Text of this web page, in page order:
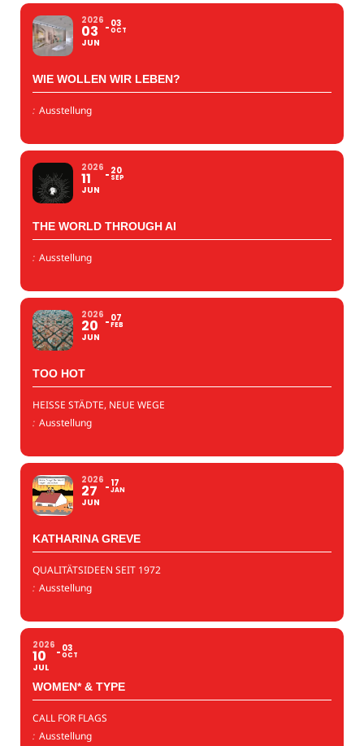
2026
03
JUN
03
OCT
WIE WOLLEN WIR LEBEN?
: Ausstellung
2026
11
JUN
20
SEP
THE WORLD THROUGH AI
: Ausstellung
2026
20
JUN
07
FEB
TOO HOT
HEISSE STÄDTE, NEUE WEGE
: Ausstellung
2026
27
JUN
17
JAN
KATHARINA GREVE
QUALITÄTSIDEEN SEIT 1972
: Ausstellung
2026
10
JUL
03
OCT
WOMEN* & TYPE
CALL FOR FLAGS
: Ausstellung